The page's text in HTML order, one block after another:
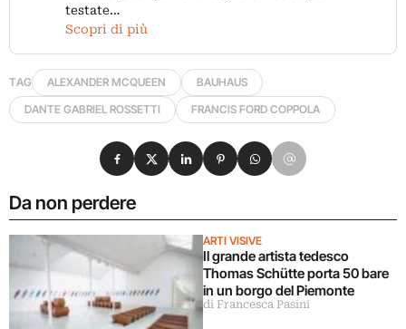
testate…
Scopri di più
TAG ALEXANDER MCQUEEN
BAUHAUS
DANTE GABRIEL ROSSETTI
FRANCIS FORD COPPOLA
Da non perdere
ARTI VISIVE
Il grande artista tedesco
Thomas Schütte porta 50 bare
in un borgo del Piemonte
di Francesca Pasini
Condividi su Facebook
Condividi su X
Condividi su LinkedIn
Condividi su Pinterest
Condividi su WhatsApp
Condividi su Email